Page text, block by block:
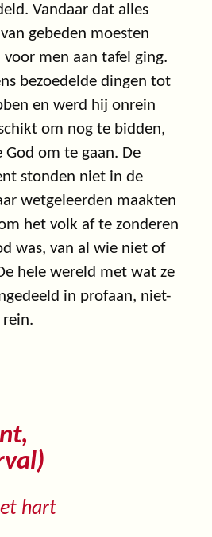
Vandaar dat alles
gebeden moesten
men aan tafel ging.
bezoedelde dingen tot
en werd hij onrein
om nog te bidden,
om te gaan. De
stonden niet in de
wetgeleerden maakten
het volk af te zonderen
was, van al wie niet of
hele wereld met wat ze
in profaan, niet-
rein.
hart